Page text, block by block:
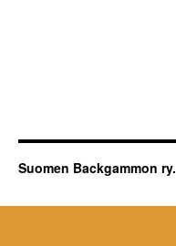
Suomen Backgammon ry.